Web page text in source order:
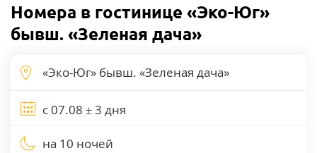
Номера в гостинице «Эко-Юг»
бывш. «Зеленая дача»
на 10 ночей